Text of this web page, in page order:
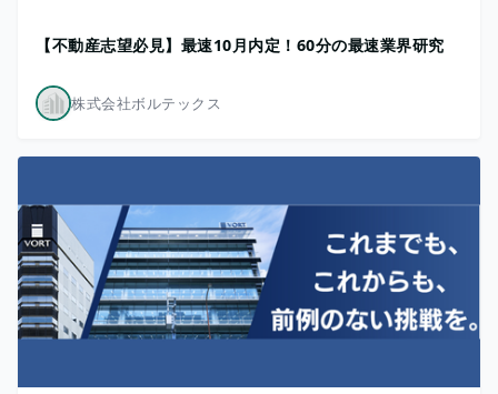
【不動産志望必見】最速10月内定！60分の最速業界研究
株式会社ボルテックス